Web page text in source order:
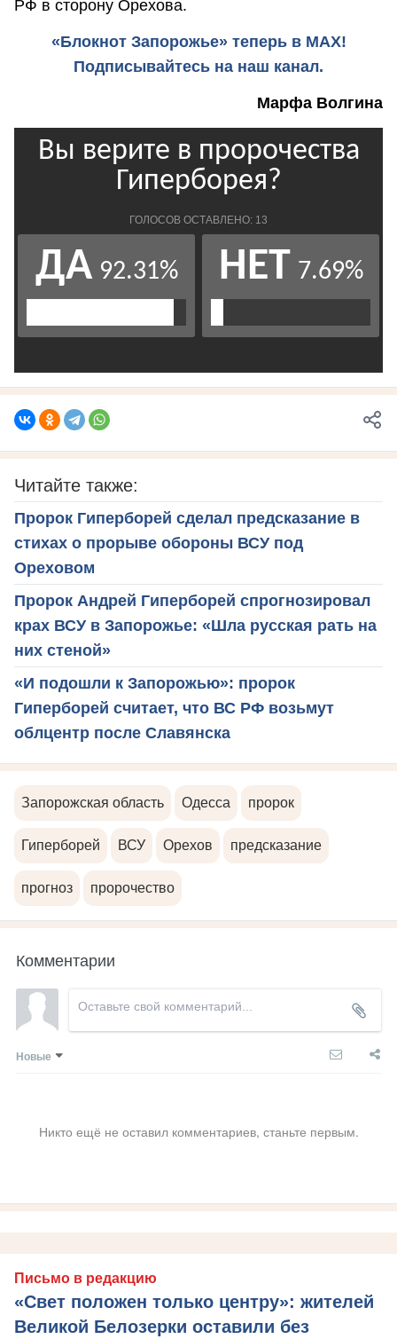
РФ в сторону Орехова.
«Блокнот Запорожье» теперь в MAX!
Подписывайтесь на наш канал.
Марфа Волгина
Читайте также:
Пророк Гиперборей сделал предсказание в
стихах о прорыве обороны ВСУ под
Ореховом
Пророк Андрей Гиперборей спрогнозировал
крах ВСУ в Запорожье: «Шла русская рать на
них стеной»
«И подошли к Запорожью»: пророк
Гиперборей считает, что ВС РФ возьмут
облцентр после Славянска
Запорожская область Одесса пророк
Гиперборей ВСУ Орехов предсказание
прогноз пророчество
Комментарии
Новые
Никто ещё не оставил комментариев, станьте первым.
Письмо в редакцию
«Свет положен только центру»: жителей
Великой Белозерки оставили без